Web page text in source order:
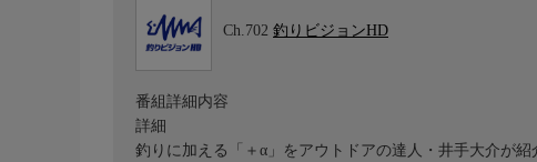
Ch.702 釣りビジョンHD
番組詳細内容
詳細
釣りに加える「＋α」をアウトドアの達人・井手大介が